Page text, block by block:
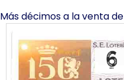
Más décimos a la venta de